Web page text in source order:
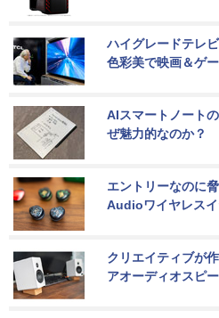
ハイグレードテレ
色彩美で映画＆ゲ
AIスマートノート
ぜ魅力的なのか？
エントリーなのに
Audioワイヤレスイ
クリエイティブが
アオーディオスピ